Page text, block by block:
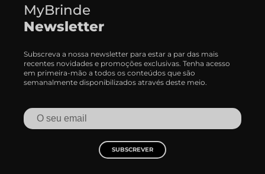
MyBrinde
Newsletter
Subscreva a nossa newsletter para estar a par das mais
recentes novidades e promoções exclusivas. Tenha acesso
em primeira-mão a todos os conteúdos que são
semanalmente disponibilizados através deste meio.
SUBSCREVER